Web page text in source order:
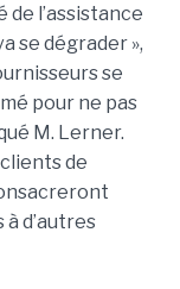
de l’assistance
se dégrader »,
se
pour ne pas
M. Lerner.
de
d’autres